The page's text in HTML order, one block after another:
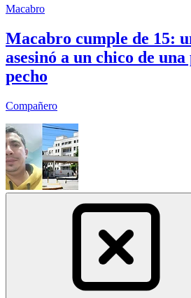
Macabro
Macabro cumple de 15:
asesinó a un chico de
pecho
Compañero